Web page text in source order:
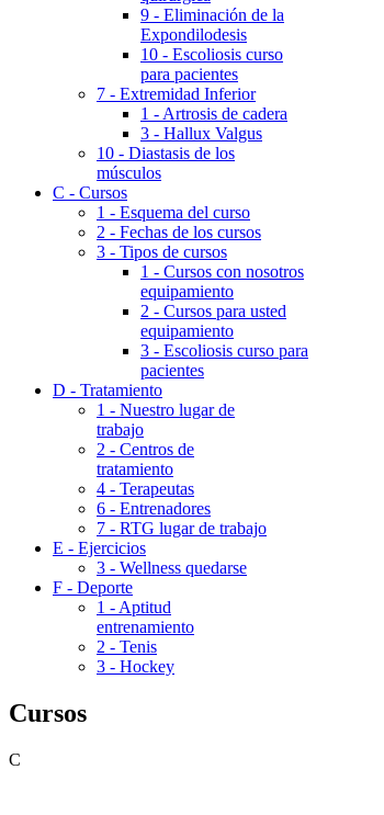
9 - Eliminación de la
Expondilodesis
10 - Escoliosis curso
para pacientes
7 - Extremidad Inferior
1 - Artrosis de cadera
3 - Hallux Valgus
10 - Diastasis de los
músculos
C - Cursos
1 - Esquema del curso
2 - Fechas de los cursos
3 - Tipos de cursos
1 - Cursos con nosotros
equipamiento
2 - Cursos para usted
equipamiento
3 - Escoliosis curso para
pacientes
D - Tratamiento
1 - Nuestro lugar de
trabajo
2 - Centros de
tratamiento
4 - Terapeutas
6 - Entrenadores
7 - RTG lugar de trabajo
E - Ejercicios
3 - Wellness quedarse
F - Deporte
1 - Aptitud
entrenamiento
2 - Tenis
3 - Hockey
Cursos
C